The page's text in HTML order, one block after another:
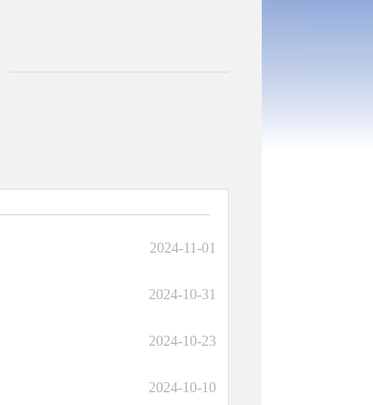
2024-11-01
2024-10-31
2024-10-23
2024-10-10